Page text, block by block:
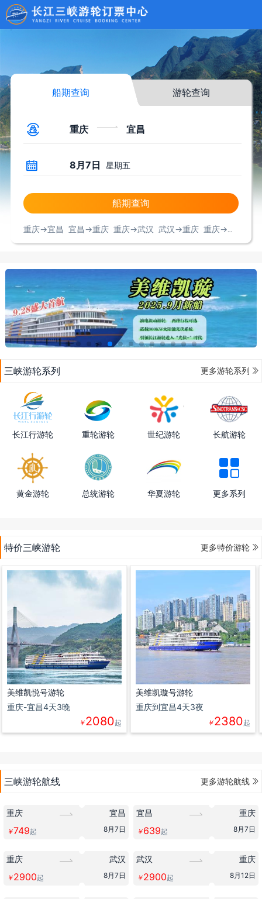
船期查询 游轮查询
 重庆  宜昌
 8月7日 星期五
船期查询
重庆→宜昌 宜昌→重庆 重庆→武汉 武汉→重庆 重庆→上海
三峡游轮系列 更多游轮系列 
长江行游轮 重轮游轮 世纪游轮 长航游轮
黄金游轮 总统游轮 华夏游轮

更多系列
特价三峡游轮 更多特价游轮 
美维凯悦号游轮
重庆-宜昌4天3晚
￥2080起
美维凯璇号游轮
重庆到宜昌4天3夜
￥2380起
三峡游轮航线 更多游轮航线 
重庆  宜昌
￥749起 8月7日
宜昌  重庆
￥639起 8月7日
重庆  武汉
￥2900起 8月7日
武汉  重庆
￥2900起 8月12日